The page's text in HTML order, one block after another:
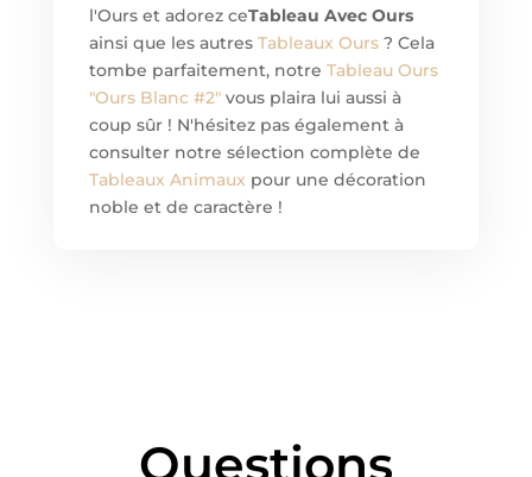
l'Ours et adorez ceTableau Avec Ours
ainsi que les autres Tableaux Ours? Cela
tombe parfaitement, notre Tableau Ours
"Ours Blanc #2"vous plaira lui aussi à
coup sûr ! N'hésitez pas également à
consulter notre sélection complète de
Tableaux Animaux pour une décoration
noble et de caractère !
Questions